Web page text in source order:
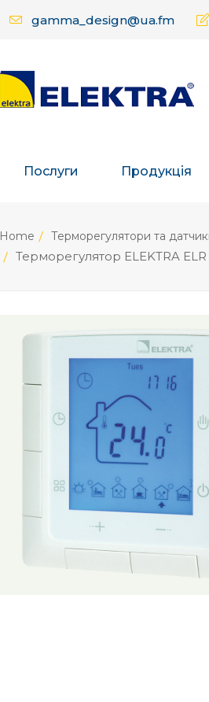
gamma_design@ua.fm
Послуги Продукція
Home Терморегулятори та
Терморегулятор ELEKTRA ELR